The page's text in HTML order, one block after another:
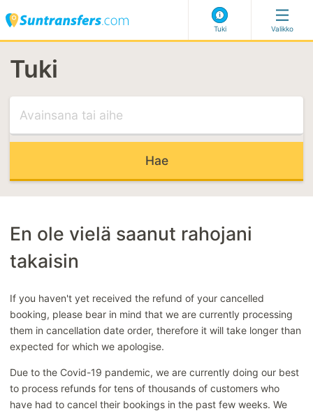
Tuki
SOPIVIMMAT ARTIKKELIT
SOPIVIMMAT KATEGORIAT
Varauksen muuttaminen tai peruminen
Valikko
Tuki
En ole vielä saanut rahojani
takaisin
If you haven't yet received the refund of your cancelled
booking, please bear in mind that we are currently processing
them in cancellation date order, therefore it will take longer than
expected for which we apologise.
Due to the Covid-19 pandemic, we are currently doing our best
to process refunds for tens of thousands of customers who
have had to cancel their bookings in the past few weeks. We